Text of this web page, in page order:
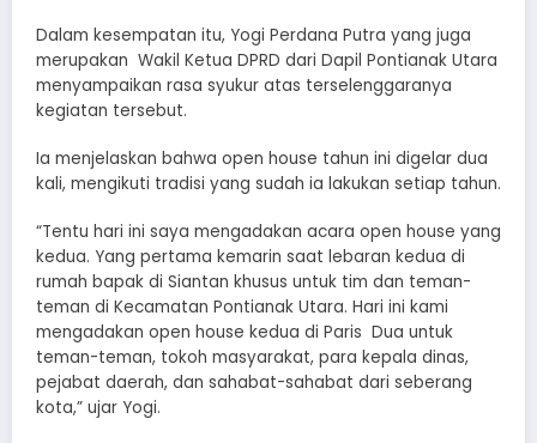
Dalam kesempatan itu, Yogi Perdana Putra yang juga
merupakan Wakil Ketua DPRD dari Dapil Pontianak Utara
menyampaikan rasa syukur atas terselenggaranya
kegiatan tersebut.
Ia menjelaskan bahwa open house tahun ini digelar dua
kali, mengikuti tradisi yang sudah ia lakukan setiap tahun.
“Tentu hari ini saya mengadakan acara open house yang
kedua. Yang pertama kemarin saat lebaran kedua di
rumah bapak di Siantan khusus untuk tim dan teman-
teman di Kecamatan Pontianak Utara. Hari ini kami
mengadakan open house kedua di Paris Dua untuk
teman-teman, tokoh masyarakat, para kepala dinas,
pejabat daerah, dan sahabat-sahabat dari seberang
kota,” ujar Yogi.